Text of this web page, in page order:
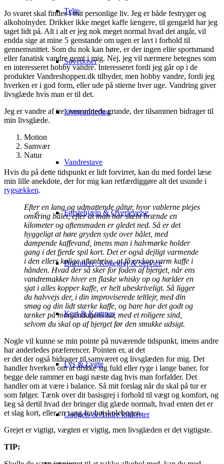
Telte
Soveposer
Liggeunderlag
Vandrestave
Førstehjælp & Overlevelse
Brændere, Kogegrej & Service
Kort & Kompas
Lys & Lygte
Gadgets & Andre kikkerter
Jo svaret skal findes i mit personlige liv. Jeg er både festryger og
alkoholnyder. Drikker ikke meget kaffe længere, til gengæld har jeg
taget lidt på. Alt i alt er jeg nok meget normal hvad det angår, vil
endda sige at mine 5 genstande om ugen er lavt i forhold til
gennemsnittet. Som du nok kan høre, er der ingen elite sportsmand
eller fanatisk vandre gemt i mig. Nej, jeg vil nærmere betegnes som
en interesseret hobby vandre. Interesseret fordi jeg går op i de
produkter Vandreshoppen.dk tilbyder, men hobby vandre, fordi jeg
hverken er i god form, eller ude på stierne hver uge. Vandring giver
livsglæde hvis man er til det.
Jeg er vandre af tre overordnede grunde, der tilsammen bidrager til
min livsglæde.
Motion
Samvær
Natur
Hvis du på dette tidspunkt er lidt forvirret, kan du med fordel læse
min lille anekdote, der for mig kan retfærdiggøre alt det usunde i
rygsækken.
Efter en lang og udmattende gåtur, hvor vablerne plejes
omkring bålet, efter at man har slæbt brænde en
kilometer og aftensmaden er gledet ned. Så er det
hyggeligt at høre gryden syde over bålet, med
dampende kaffevand, imens man i halvmørke holder
gang i det fjerde spil kort. Det er også dejligt varmende
i den ellers kølige aftenbrise, at få en kop varm kaffe i
hånden. Hvad der så sker for foden af bjerget, når ens
vandremakker hiver en flaske whisky op og hælder en
sjat i alles kopper kaffe, er helt ubeskriveligt. Så ligger
du halvvejs der, i din improviserede teltlejr, med din
smøg og din lidt stærke kaffe, og bare har det godt og
tænker på morgendagens tur, med et roligere sind,
selvom du skal op af bjerget før den smukke udsigt.
Nogle vil kunne se min pointe på nuværende tidspunkt, imens andre
har anderledes præferencer. Pointen er, at det
er det der også bidrager til samværet og livsglæden for mig. Det
handler hverken om at drikke sig fuld eller ryge i lange baner, for
begge dele rammer en bagi næste dag hvis man forfalder. Det
handler om at være i balance. Så mit forslag når du skal på tur er
som følger. Tænk over dit basisgrej i forhold til vægt og komfort, og
læg så dertil hvad der bringer dig glæde normalt, hvad enten det er
et slag kort, eller en sang fra højskolebogen.
Grejet er vigtigt, vægten er vigtig, men livsglæden er det vigtigste.
TIP: